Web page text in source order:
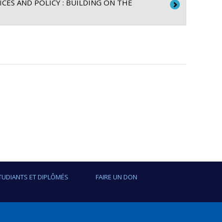
des services de santé
AND POLICY : BUILDING ON THE
ET DIPLÔMÉS FAIRE UN DON